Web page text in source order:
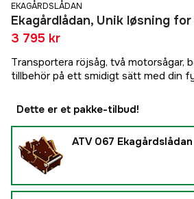
EKAGÅRDSLÅDAN
Ekagårdlådan, Unik løsning
3 795 kr
Transportera röjsåg, två motorsågar,
tillbehör på ett smidigt sätt med din
Dette er et pakke-tilbud!
ATV 067 Ekagårdslådan